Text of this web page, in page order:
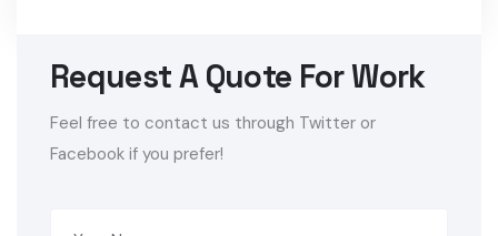
Request A Quote For Work
Feel free to contact us through Twitter or
Facebook if you prefer!